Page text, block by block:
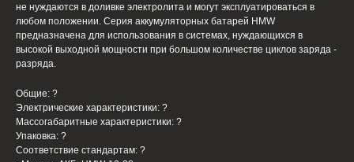
не нуждаются в доливке электролита и могут эксплуатироваться в
любом положении. Серия аккумуляторных батарей HMW
предназначена для использования в системах, нуждающихся в
высокой выходной мощности при большом количестве циклов заряда -
разряда.
Общие: ?
Электрические характеристики: ?
Массогабаритные характеристики: ?
Упаковка: ?
Соответствие стандартам: ?